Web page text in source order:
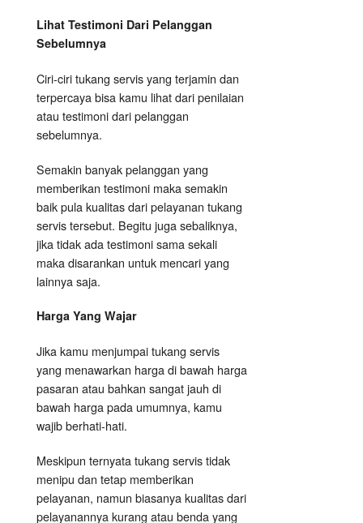
Lihat Testimoni Dari Pelanggan
Sebelumnya
Ciri-ciri tukang servis yang terjamin dan
terpercaya bisa kamu lihat dari penilaian
atau testimoni dari pelanggan
sebelumnya.
Semakin banyak pelanggan yang
memberikan testimoni maka semakin
baik pula kualitas dari pelayanan tukang
servis tersebut. Begitu juga sebaliknya,
jika tidak ada testimoni sama sekali
maka disarankan untuk mencari yang
lainnya saja.
Harga Yang Wajar
Jika kamu menjumpai tukang servis
yang menawarkan harga di bawah harga
pasaran atau bahkan sangat jauh di
bawah harga pada umumnya, kamu
wajib berhati-hati.
Meskipun ternyata tukang servis tidak
menipu dan tetap memberikan
pelayanan, namun biasanya kualitas dari
pelayanannya kurang atau benda yang